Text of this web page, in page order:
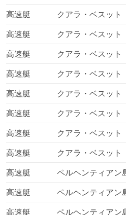
距離のルートでは、移動時間の
用できるわけではありません。
高価な個室の空席が限られるこ
お勧めします。このような時期
ンチケットを選ぶと、長い待ち
ェリー会社によってターミナル
します。出発前に自分が乗船す
ンにかかる時間を充分とってく
れらの手続きに2～3時間かかる
りますが、一部の桟橋では、到
の「桟橋使用料」を課していま
券の料金には含まれていません
メリット
高速艇
クアラ・ベスット
高速艇
クアラ・ベスット
高速艇
クアラ・ベスット
高速艇
クアラ・ベスット
高速艇
クアラ・ベスット
高速艇
クアラ・ベスット
高速艇
クアラ・ベスット
高速艇
クアラ・ベスット
高速艇
ペルヘンティアン
高速艇
ペルヘンティアン
高速艇
ペルヘンティアン